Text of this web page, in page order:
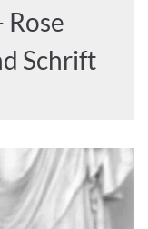
Rose
Schrift